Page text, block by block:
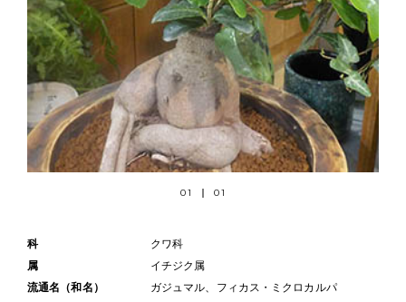
01 01
科
クワ科
属
イチジク属
流通名（和名）
ガジュマル、フィカス・ミクロカルパ